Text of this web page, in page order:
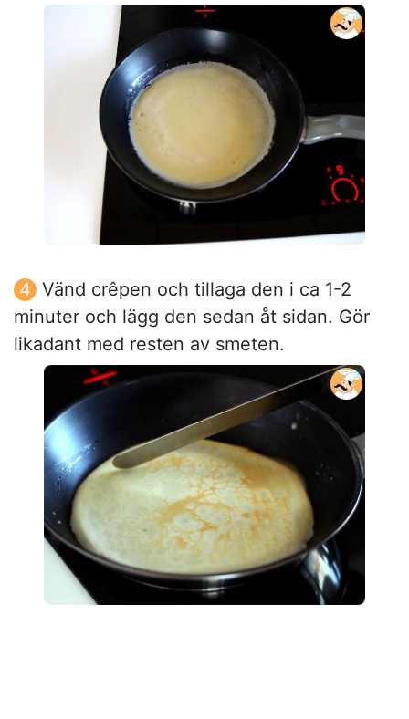
Vänd crêpen och tillaga den i ca 1-2
minuter och lägg den sedan åt sidan. Gör
likadant med resten av smeten.